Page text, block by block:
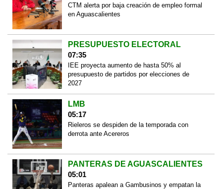
CTM alerta por baja creación de empleo formal
en Aguascalientes
PRESUPUESTO ELECTORAL
07:35
IEE proyecta aumento de hasta 50% al
presupuesto de partidos por elecciones de
2027
LMB
05:17
Rieleros se despiden de la temporada con
derrota ante Acereros
PANTERAS DE AGUASCALIENTES
05:01
Panteras apalean a Gambusinos y empatan la